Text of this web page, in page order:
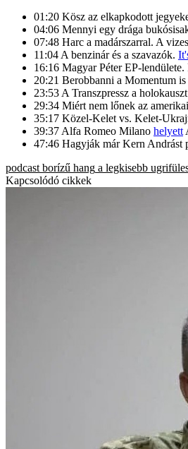
01:20 Kösz az elkapkodott
04:06 Mennyi egy drága
07:48 Harc a madárszarral. A
11:04 A benzinár és a szavazók.
16:16 Magyar Péter EP-
20:21 Berobbanni a Momentum
23:53 A Transzpressz a
29:34 Miért nem lőnek az
35:17 Közel-Kelet vs. Kelet-
39:37 Alfa Romeo Milano helyett
47:46 Hagyják már Kern Andrást
podcast borízű hang a legkisebb
Kapcsolódó cikkek